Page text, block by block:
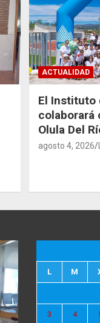
ACTUALIDAD
El Instituto
colaborará
Olula Del
agosto 4, 2026
L M
3 4